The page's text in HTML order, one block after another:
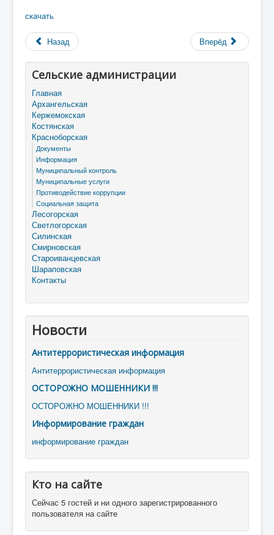
скачать
Назад Вперёд
Сельские администрации
Главная
Архангельская
Кержемокская
Костянская
Красноборская
Документы
Информация
Муниципальный контроль
Муниципальные услуги
Противодействие коррупции
Социальная защита
Лесогорская
Светлогорская
Силинская
Смирновская
Староиванцевская
Шараповская
Контакты
Новости
Антитеррористическая информация
Антитеррористическая информация
ОСТОРОЖНО МОШЕННИКИ !!!
ОСТОРОЖНО МОШЕННИКИ !!!
Информирование граждан
информирование граждан
Кто на сайте
Сейчас 5 гостей и ни одного зарегистрированного
пользователя на сайте